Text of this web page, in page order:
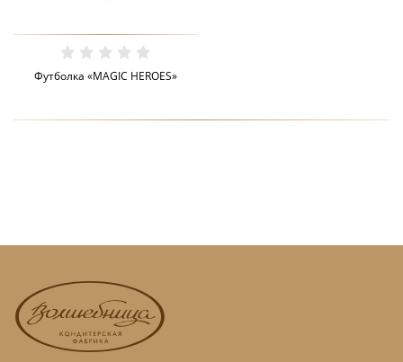
Футболка «MAGIC HEROES»